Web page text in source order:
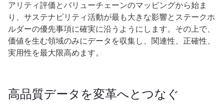
アリティ評価とバリューチェーンのマッピングから始ま
り、サステナビリティ活動が最も大きな影響とステークホ
ルダーの優先事項に確実に沿うようにします。その上で、
価値を生む領域のみにデータを収集し、関連性、正確性、
実用性を最大限高めます。
高品質データを変革へとつなぐ